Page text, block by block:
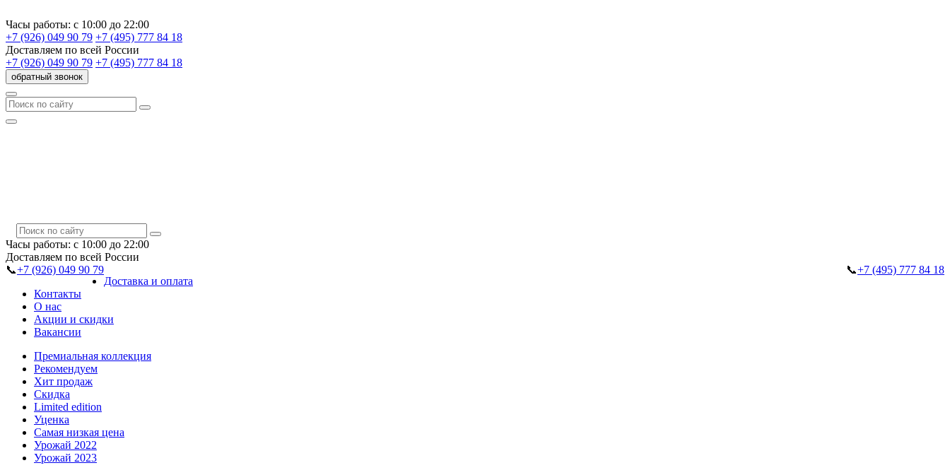
Часы работы: с 10:00 до 22:00
+7 (926) 049 90 79 +7 (495) 777 84 18
Доставляем по всей России
+7 (926) 049 90 79 +7 (495) 777 84 18
обратный звонок
Часы работы: с 10:00 до 22:00
Доставляем по всей России
📞+7 (926) 049 90 79 📞+7 (495) 777 84 18
Доставка и оплата
Контакты
О нас
Акции и скидки
Вакансии
Премиальная коллекция
Рекомендуем
Хит продаж
Скидка
Limited edition
Уценка
Самая низкая цена
Урожай 2022
Урожай 2023